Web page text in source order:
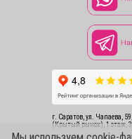
г. Саратов, ул. Чапаева,
(Крытый рынок), 1 этаж, 3